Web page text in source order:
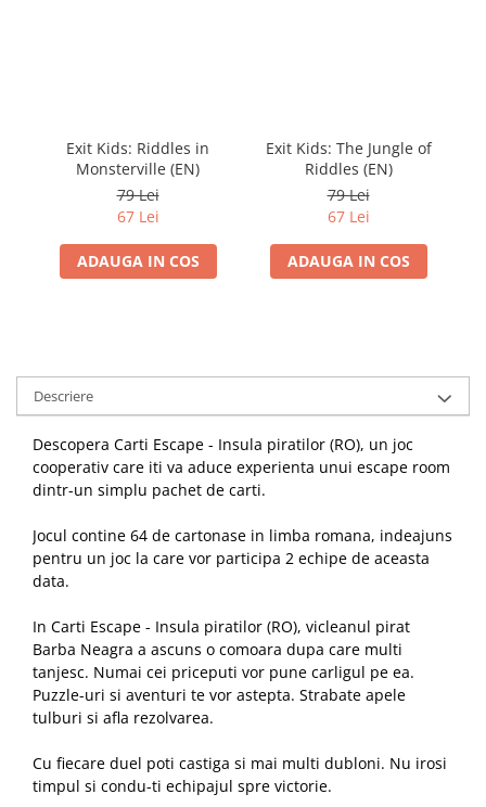
Exit Kids: Riddles in
Monsterville (EN)
79 Lei
67 Lei
ADAUGA IN COS
Exit Kids: The Jungle of
Riddles (EN)
79 Lei
67 Lei
ADAUGA IN COS
Descriere
Descopera Carti Escape - Insula piratilor (RO), un joc
cooperativ care iti va aduce experienta unui escape room
dintr-un simplu pachet de carti.
Jocul contine 64 de cartonase in limba romana, indeajuns
pentru un joc la care vor participa 2 echipe de aceasta
data.
In Carti Escape - Insula piratilor (RO), vicleanul pirat
Barba Neagra a ascuns o comoara dupa care multi
tanjesc. Numai cei priceputi vor pune carligul pe ea.
Puzzle-uri si aventuri te vor astepta. Strabate apele
tulburi si afla rezolvarea.
Cu fiecare duel poti castiga si mai multi dubloni. Nu irosi
timpul si condu-ti echipajul spre victorie.